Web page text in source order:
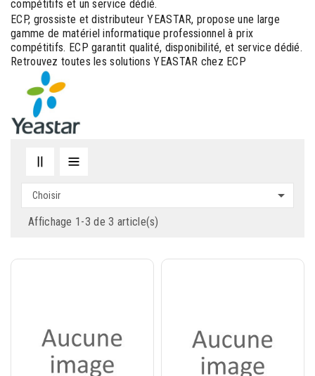
compétitifs et un service dédié.
ECP, grossiste et distributeur YEASTAR, propose une large
gamme de matériel informatique professionnel à prix
compétitifs. ECP garantit qualité, disponibilité, et service dédié.
Retrouvez toutes les solutions YEASTAR chez ECP
Choisir 
Affichage 1-3 de 3 article(s)